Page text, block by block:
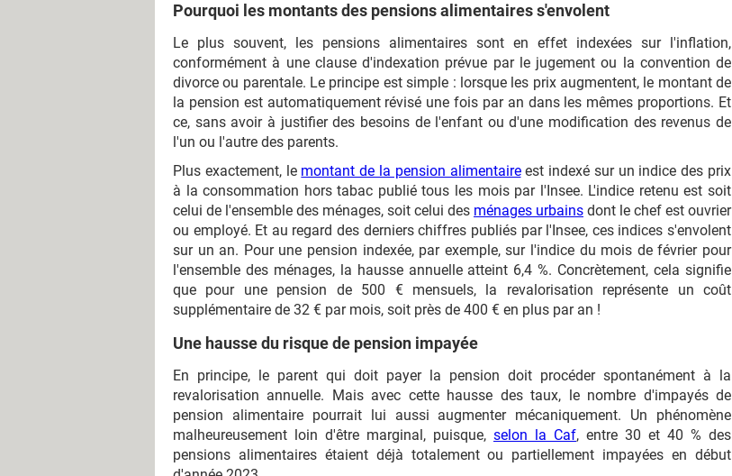
Pourquoi les montants des pensions alimentaires s'envolent
Le plus souvent, les pensions alimentaires sont en effet indexées sur l'inflation,
conformément à une clause d'indexation prévue par le jugement ou la convention de
divorce ou parentale. Le principe est simple : lorsque les prix augmentent, le montant de
la pension est automatiquement révisé une fois par an dans les mêmes proportions. Et
ce, sans avoir à justifier des besoins de l'enfant ou d'une modification des revenus de
l'un ou l'autre des parents.
Plus exactement, le montant de la pension alimentaireest indexé sur un indice des prix
à la consommation hors tabac publié tous les mois par l'Insee. L'indice retenu est soit
celui de l'ensemble des ménages, soit celui des ménages urbains dont le chef est ouvrier
ou employé. Et au regard des derniers chiffres publiés par l'Insee, ces indices s'envolent
sur un an. Pour une pension indexée, par exemple, sur l'indice du mois de février pour
l'ensemble des ménages, la hausse annuelle atteint 6,4 %. Concrètement, cela signifie
que pour une pension de 500 € mensuels, la revalorisation représente un coût
supplémentaire de 32 € par mois, soit près de 400 € en plus par an !
Une hausse du risque de pension impayée
En principe, le parent qui doit payer la pension doit procéder spontanément à la
revalorisation annuelle. Mais avec cette hausse des taux, le nombre d'impayés de
pension alimentaire pourrait lui aussi augmenter mécaniquement. Un phénomène
malheureusement loin d'être marginal, puisque, selon la Caf, entre 30 et 40 % des
pensions alimentaires étaient déjà totalement ou partiellement impayées en début